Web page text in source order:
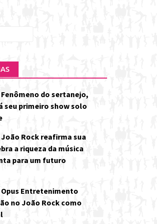
Fenômeno do sertanejo,
seu primeiro show solo
João Rock reafirma sua
a riqueza da música
para um futuro
Opus Entretenimento
no João Rock como